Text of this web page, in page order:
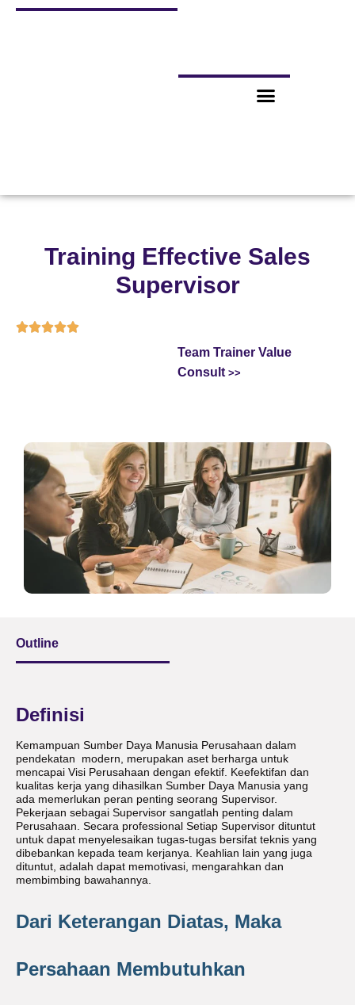
Training Effective Sales
Supervisor

Team Trainer Value
Consult
Outline
Definisi
Kemampuan Sumber Daya Manusia Perusahaan dalam
pendekatan modern, merupakan aset berharga untuk
mencapai Visi Perusahaan dengan efektif. Keefektifan dan
kualitas kerja yang dihasilkan Sumber Daya Manusia yang
ada memerlukan peran penting seorang Supervisor.
Pekerjaan sebagai Supervisor sangatlah penting dalam
Perusahaan. Secara professional Setiap Supervisor dituntut
untuk dapat menyelesaikan tugas-tugas bersifat teknis yang
dibebankan kepada team kerjanya. Keahlian lain yang juga
dituntut, adalah dapat memotivasi, mengarahkan dan
membimbing bawahannya.
Dari Keterangan Diatas, Maka
Persahaan Membutuhkan